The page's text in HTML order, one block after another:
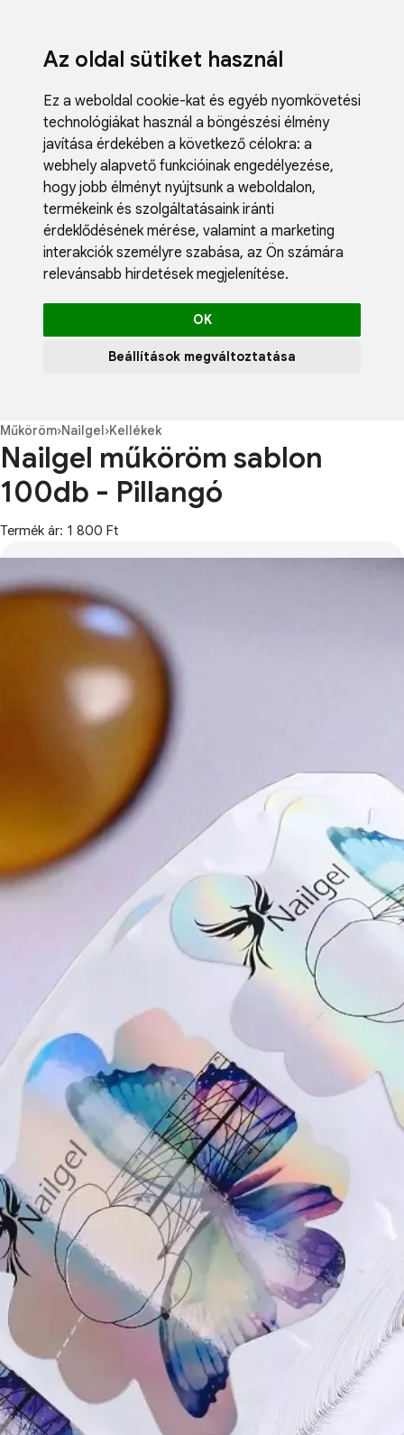
Az oldal sütiket használ
Ez a weboldal cookie-kat és egyéb nyomkövetési
technológiákat használ a böngészési élmény
javítása érdekében a következő célokra: a
webhely alapvető funkcióinak engedélyezése,
hogy jobb élményt nyújtsunk a weboldalon,
termékeink és szolgáltatásaink iránti
érdeklődésének mérése, valamint a marketing
interakciók személyre szabása, az Ön számára
relevánsabb hirdetések megjelenítése.
OK
Beállítások megváltoztatása
Blog
Műköröm›Nailgel›Kellékek
Nailgel műköröm sablon
100db - Pillangó
Termék ár: 1 800 Ft